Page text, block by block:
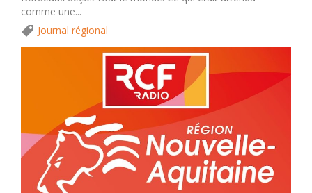
comme une...
Journal régional